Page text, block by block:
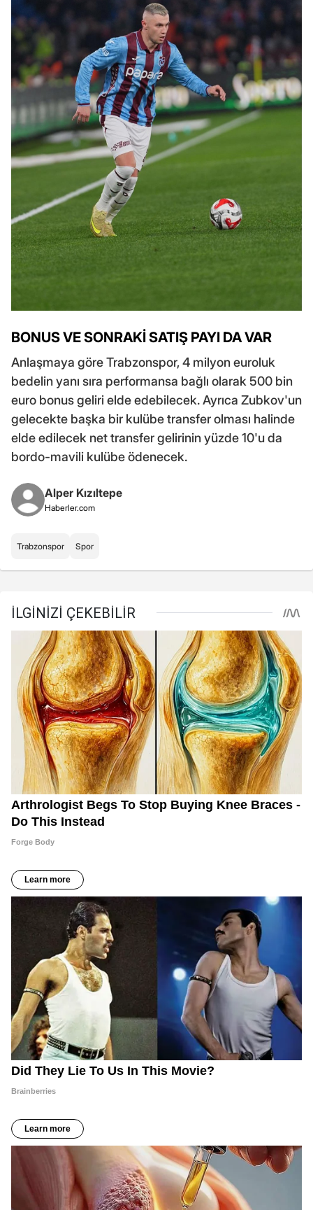
BONUS VE SONRAKİ SATIŞ PAYI DA VAR
Anlaşmaya göre Trabzonspor, 4 milyon euroluk
bedelin yanı sıra performansa bağlı olarak 500 bin
euro bonus geliri elde edebilecek. Ayrıca Zubkov'un
gelecekte başka bir kulübe transfer olması halinde
elde edilecek net transfer gelirinin yüzde 10'u da
bordo-mavili kulübe ödenecek.
Alper Kızıltepe
Haberler.com
Trabzonspor Spor